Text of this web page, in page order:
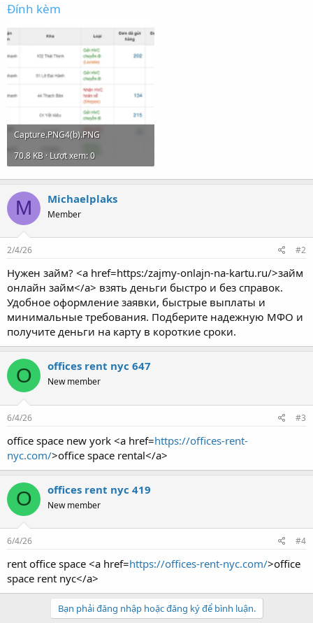
Đính kèm
Capture.PNG4(b).PNG
70.8 KB · Lượt xem: 0
M Michaelplaks
Member
2/4/26 #2
Нужен займ? <a href=https:/zajmy-onlajn-na-kartu.ru/>займ
онлайн займ</a> взять деньги быстро и без справок.
Удобное оформление заявки, быстрые выплаты и
минимальные требования. Подберите надежную МФО и
получите деньги на карту в короткие сроки.
O offices rent nyc 647
New member
6/4/26 #3
office space new york <a href=https://offices-rent-
nyc.com/>office space rental</a>
O offices rent nyc 419
New member
6/4/26 #4
rent office space <a href=https://offices-rent-nyc.com/>office
space rent nyc</a>
Bạn phải đăng nhập hoặc đăng ký để bình luận.